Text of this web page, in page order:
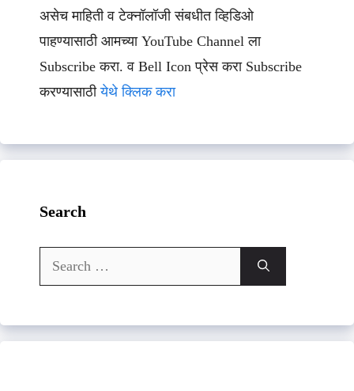
असेच माहिती व टेक्नॉलॉजी संबधीत व्हिडिओ
पाहण्यासाठी आमच्या YouTube Channel ला
Subscribe करा. व Bell Icon प्रेस करा Subscribe
करण्यासाठीयेथे क्लिक करा
Search
Search
for: